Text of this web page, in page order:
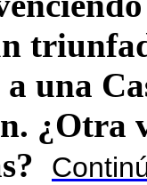
una
¿Otra